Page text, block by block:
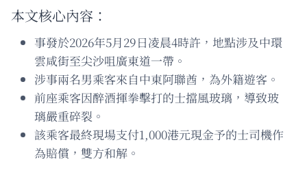
本文核心內容：
事發於2026年5月29日凌晨4時許，地點涉及中環
雲咸街至尖沙咀廣東道一帶。
涉事兩名男乘客來自中東阿聯酋，為外籍遊客。
前座乘客因醉酒揮拳擊打的士擋風玻璃，導致玻
璃嚴重碎裂。
該乘客最終現場支付1,000港元現金予的士司機作
為賠償，雙方和解。